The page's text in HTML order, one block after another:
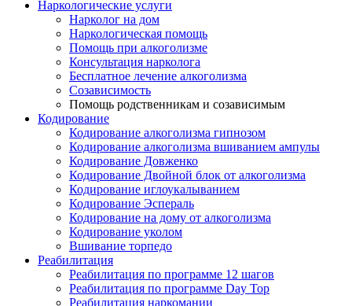
Наркологические услуги
Нарколог на дом
Наркологическая помощь
Помощь при алкоголизме
Консультация нарколога
Бесплатное лечение алкоголизма
Созависимость
Помощь родственникам и созависимым
Кодирование
Кодирование алкоголизма гипнозом
Кодирование алкоголизма вшиванием ампулы
Кодирование Довженко
Кодирование Двойной блок от алкоголизма
Кодирование иглоукалыванием
Кодирование Эспераль
Кодирование на дому от алкоголизма
Кодирование уколом
Вшивание торпедо
Реабилитация
Реабилитация по программе 12 шагов
Реабилитация по программе Day Top
Реабилитация наркомании